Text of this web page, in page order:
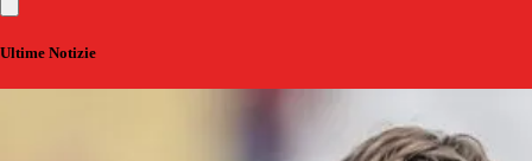
Ultime Notizie